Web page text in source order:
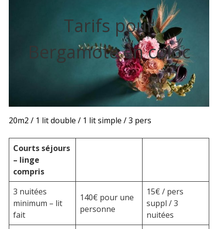
Tarifs pour
Bergamote en coloc
20m2 / 1 lit double / 1 lit simple / 3 pers
Courts séjours
– linge
compris
3 nuitées
minimum – lit
fait
140€ pour une
personne
15€ / pers
suppl / 3
nuitées